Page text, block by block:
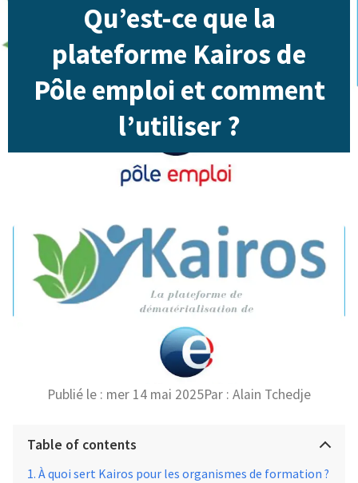
Qu’est-ce que la
plateforme Kairos de
Pôle emploi et comment
l’utiliser ?
Publié le : mer 14 mai 2025Par : Alain Tchedje
Table of contents
À quoi sert Kairos pour les organismes de formation ?